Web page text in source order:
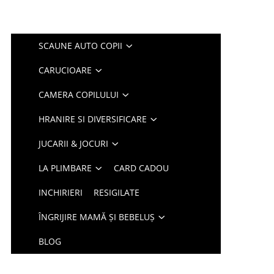
SCAUNE AUTO COPII
CARUCIOARE
CAMERA COPILULUI
HRANIRE SI DIVERSIFICARE
JUCARII & JOCURI
LA PLIMBARE CARD CADOU
INCHIRIERI RESIGILATE
ÎNGRIJIRE MAMĂ ȘI BEBELUȘ
BLOG